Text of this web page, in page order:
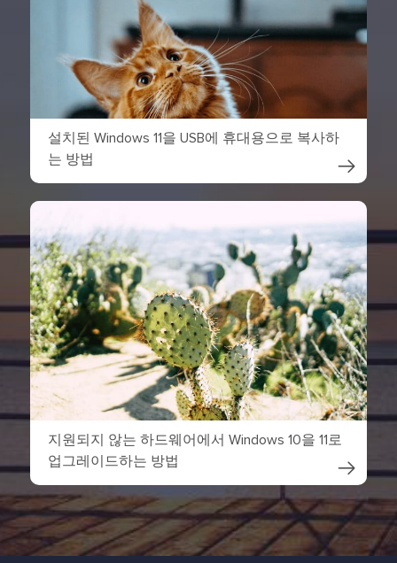
설치된 Windows 11을 USB에 휴대용으로 복사하
는 방법

지원되지 않는 하드웨어에서 Windows 10을 11로
업그레이드하는 방법
